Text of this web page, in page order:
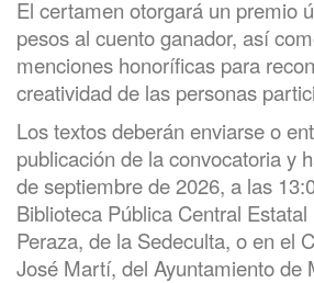
El certamen otorgará un premio
pesos al cuento ganador, así
menciones honoríficas para
creatividad de las personas
Los textos deberán enviarse o
publicación de la convocatoria y
de septiembre de 2026, a las
Biblioteca Pública Central
Peraza, de la Sedeculta, o en el
José Martí, del Ayuntamiento de